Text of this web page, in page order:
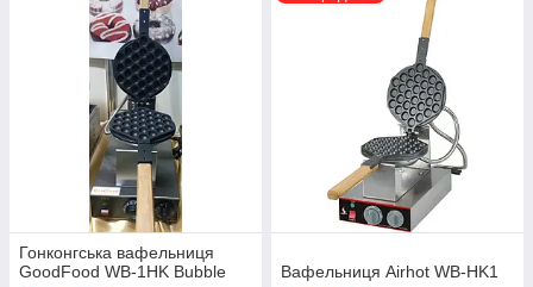
Гонконгська вафельниця
GoodFood WB-1HK Bubble
Вафельниця Airhot WB-HK1